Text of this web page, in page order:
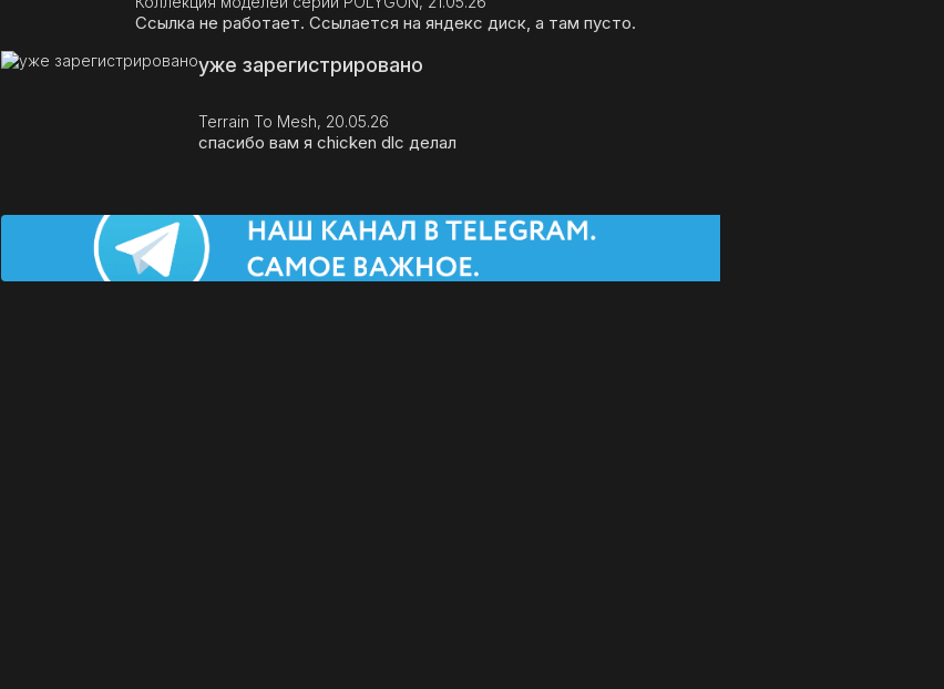
Ссылка не работает. Ссылается на яндекс диск, а там пусто.
уже зарегистрировано
Terrain To Mesh, 20.05.26
спасибо вам я chicken dlc делал